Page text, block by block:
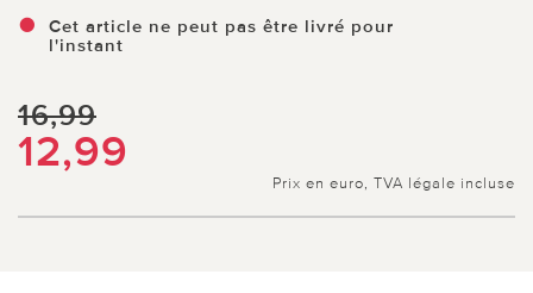
Cet article ne peut pas être livré pour
l'instant
16,99
12,99
Prix en euro, TVA légale incluse